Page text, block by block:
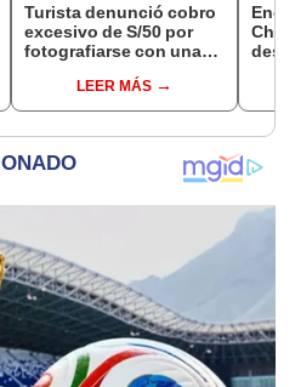
Turista denunció cobro
excesivo de S/50 por
fotografiarse con una
serenazgo recuperó el
dinero
LEER MÁS